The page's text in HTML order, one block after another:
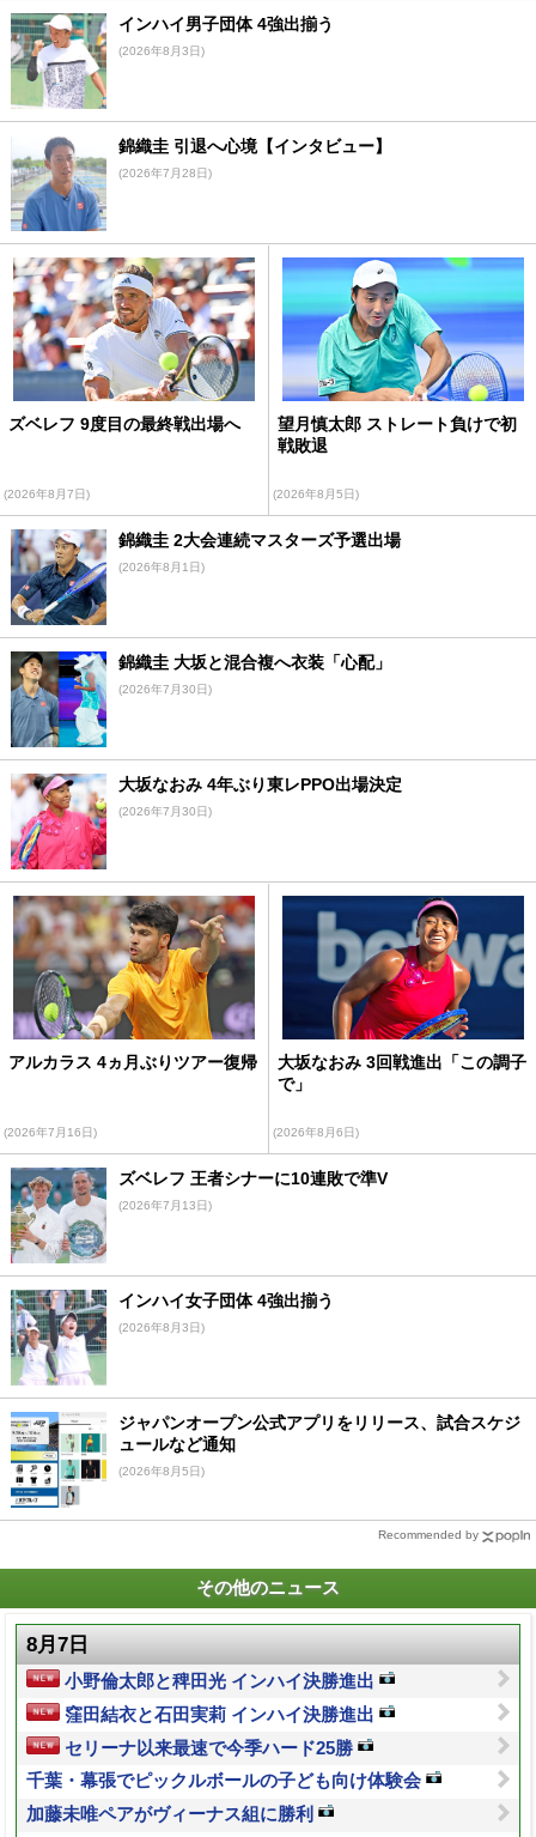
インハイ男子団体 4強出揃う
(2026年8月3日)
錦織圭 引退へ心境【インタビュー】
(2026年7月28日)
ズベレフ 9度目の最終戦出場へ
(2026年8月7日)
望月慎太郎 ストレート負けで初
戦敗退
(2026年8月5日)
錦織圭 2大会連続マスターズ予選出場
(2026年8月1日)
錦織圭 大坂と混合複へ衣装「心配」
(2026年7月30日)
大坂なおみ 4年ぶり東レPPO出場決定
(2026年7月30日)
アルカラス 4ヵ月ぶりツアー復帰
(2026年7月16日)
大坂なおみ 3回戦進出「この調子
で」
(2026年8月6日)
ズベレフ 王者シナーに10連敗で準V
(2026年7月13日)
インハイ女子団体 4強出揃う
(2026年8月3日)
ジャパンオープン公式アプリをリリース、試合スケジ
ュールなど通知
(2026年8月5日)
Recommended by
その他のニュース
8月7日
小野倫太郎と稗田光 インハイ決勝進出
窪田結衣と石田実莉 インハイ決勝進出
セリーナ以来最速で今季ハード25勝
千葉・幕張でピックルボールの子ども向け体験会
加藤未唯ペアがヴィーナス組に勝利